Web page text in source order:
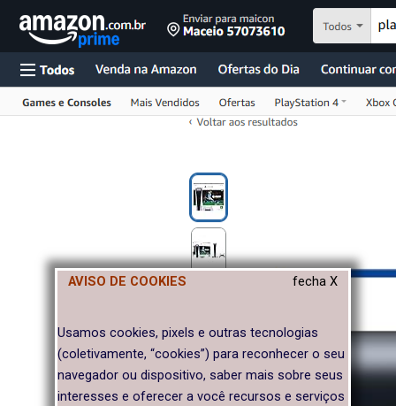
AVISO DE COOKIES fecha X
Usamos cookies, pixels e outras tecnologias
(coletivamente, “cookies”) para reconhecer o seu
navegador ou dispositivo, saber mais sobre seus
interesses e oferecer a você recursos e serviços